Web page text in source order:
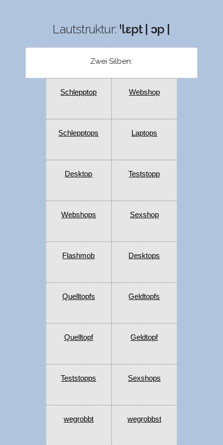
Lautstruktur: ˈlɛpt | ɔp |
Zwei Silben:
Schlepptop Webshop
Schlepptops Laptops
Desktop Teststopp
Webshops Sexshop
Flashmob Desktops
Quelltopfs Geldtopfs
Quelltopf Geldtopf
Teststopps Sexshops
wegrobbt wegrobbst